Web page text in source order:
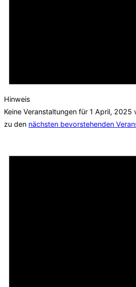
Hinweis
Keine Veranstaltungen für 1 April, 2025
zu den nächsten bevorstehenden